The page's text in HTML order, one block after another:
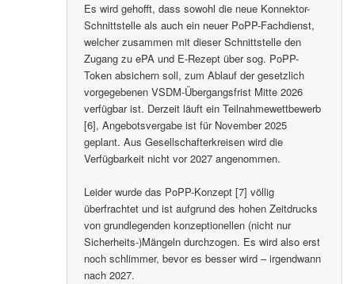
Es wird gehofft, dass sowohl die neue Konnektor-
Schnittstelle als auch ein neuer PoPP-Fachdienst,
welcher zusammen mit dieser Schnittstelle den
Zugang zu ePA und E-Rezept über sog. PoPP-
Token absichern soll, zum Ablauf der gesetzlich
vorgegebenen VSDM-Übergangsfrist Mitte 2026
verfügbar ist. Derzeit läuft ein Teilnahmewettbewerb
[6], Angebotsvergabe ist für November 2025
geplant. Aus Gesellschafterkreisen wird die
Verfügbarkeit nicht vor 2027 angenommen.
Leider wurde das PoPP-Konzept [7] völlig
überfrachtet und ist aufgrund des hohen Zeitdrucks
von grundlegenden konzeptionellen (nicht nur
Sicherheits-)Mängeln durchzogen. Es wird also erst
noch schlimmer, bevor es besser wird – irgendwann
nach 2027.